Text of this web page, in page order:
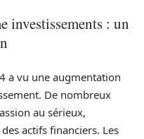
investissements : un
a vu une augmentation
De nombreux
au sérieux,
actifs financiers. Les